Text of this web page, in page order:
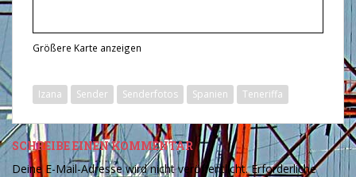
Größere Karte anzeigen
Izana Sender Senderfotos Spanien Teneriffa
SCHREIBE EINEN KOMMENTAR
Deine E-Mail-Adresse wird nicht veröffentlicht. Erforderliche